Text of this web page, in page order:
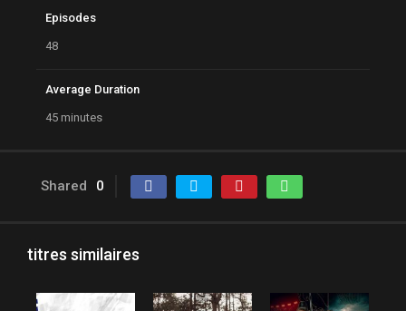
Episodes
48
Average Duration
45 minutes
Shared 0
titres similaires